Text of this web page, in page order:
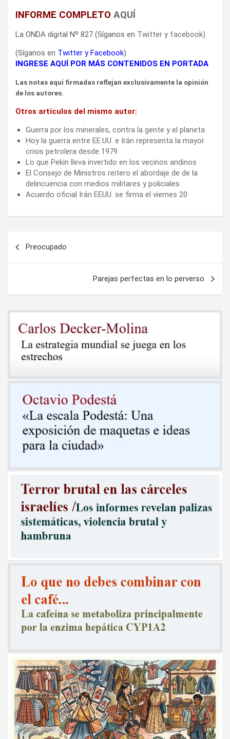
INFORME COMPLETO AQUÍ
La ONDA digital Nº 827 (Síganos en Twitter y facebook)
(Síganos en Twitter yFacebook)
INGRESE AQUÍ POR MÁS CONTENIDOS EN PORTADA
Las notas aquí firmadas reflejan exclusivamente la opinión
de los autores.
Otros artículos del mismo autor:
Guerra por los minerales, contra la gente y el planeta
Hoy la guerra entre EE.UU. e Irán representa la mayor
crisis petrolera desde 1979
Lo que Pekin lleva invertido en los vecinos andinos
El Consejo de Ministros reitero el abordaje de de la
delincuencia con medios militares y policiales
Acuerdo oficial Irán EEUU. se firma el viernes 20
Preocupado
Parejas perfectas en lo perverso